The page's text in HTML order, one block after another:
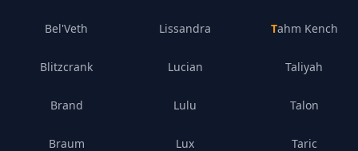
Bel'Veth
Blitzcrank
Brand
Braum
Lissandra
Lucian
Lulu
Lux
Tahm Kench
Taliyah
Talon
Taric